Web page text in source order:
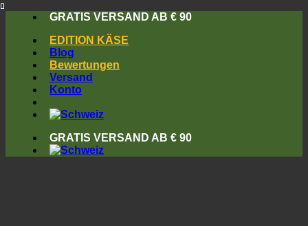
content
GRATIS VERSAND AB € 90
EDITION KÄSE
Blog
Bewertungen
Versand
Konto
GRATIS VERSAND AB € 90